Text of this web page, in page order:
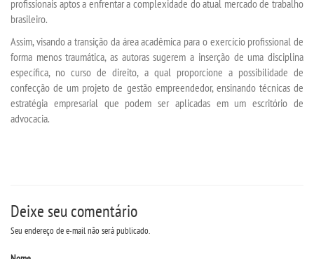
MATRÍCULA
EDITAL
PUBLICAÇÕES
profissionais aptos a enfrentar a complexidade do atual mercado de trabalho
brasileiro.
Assim, visando a transição da área acadêmica para o exercício profissional de
forma menos traumática, as autoras sugerem a inserção de uma disciplina
específica, no curso de direito, a qual proporcione a possibilidade de
confecção de um projeto de gestão empreendedor, ensinando técnicas de
estratégia empresarial que podem ser aplicadas em um escritório de
advocacia.
Deixe seu comentário
Seu endereço de e-mail não será publicado.